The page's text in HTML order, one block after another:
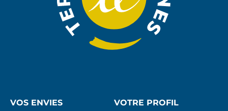
VOS ENVIES VOTRE PROFIL